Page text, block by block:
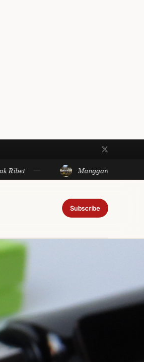
Manggarai dan Semua yang
Subscribe